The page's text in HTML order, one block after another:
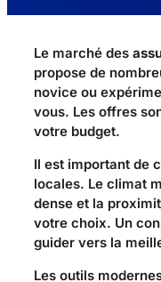
Le marché des
propose de
novice ou
vous. Les offres
votre budget.
Il est important de
locales. Le climat
dense et la
votre choix. Un
guider vers la
Les outils